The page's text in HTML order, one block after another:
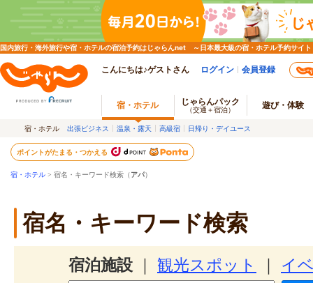
国内旅行・海外旅行や宿・ホテルの宿泊予約はじゃらんnet ～日本最大級の宿・ホテル予約サイト
こんにちは♪ゲストさん ログイン 会員登録
宿・ホテル じゃらんパック
（交通＋宿泊） 遊び・体験
宿・ホテル 出張ビジネス 温泉・露天 高級宿 日帰り・デイユース
ポイントがたまる・つかえる
宿・ホテル > 宿名・キーワード検索（アパ）
宿名・キーワード検索
宿泊施設 観光スポット イ